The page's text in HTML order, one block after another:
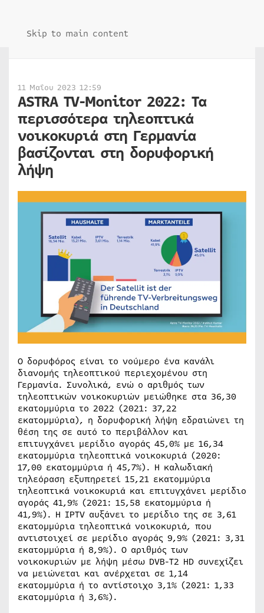
Skip to main content
11 Μαΐου 2023 12:59
ASTRA TV-Monitor 2022: Τα
περισσότερα τηλεοπτικά
νοικοκυριά στη Γερμανία
βασίζονται στη δορυφορική
λήψη
Ο δορυφόρος είναι το νούμερο ένα κανάλι
διανομής τηλεοπτικού περιεχομένου στη
Γερμανία. Συνολικά, ενώ ο αριθμός των
τηλεοπτικών νοικοκυριών μειώθηκε στα 36,30
εκατομμύρια το 2022 (2021: 37,22
εκατομμύρια), η δορυφορική λήψη εδραιώνει τη
θέση της σε αυτό το περιβάλλον και
επιτυγχάνει μερίδιο αγοράς 45,0% με 16,34
εκατομμύρια τηλεοπτικά νοικοκυριά (2020:
17,00 εκατομμύρια ή 45,7%). Η καλωδιακή
τηλεόραση εξυπηρετεί 15,21 εκατομμύρια
τηλεοπτικά νοικοκυριά και επιτυγχάνει μερίδιο
αγοράς 41,9% (2021: 15,58 εκατομμύρια ή
41,9%). Η IPTV αυξάνει το μερίδιο της σε 3,61
εκατομμύρια τηλεοπτικά νοικοκυριά, που
αντιστοιχεί σε μερίδιο αγοράς 9,9% (2021: 3,31
εκατομμύρια ή 8,9%). Ο αριθμός των
νοικοκυριών με λήψη μέσω DVB-T2 HD συνεχίζει
να μειώνεται και ανέρχεται σε 1,14
εκατομμύρια ή το αντίστοιχο 3,1% (2021: 1,33
εκατομμύρια ή 3,6%).